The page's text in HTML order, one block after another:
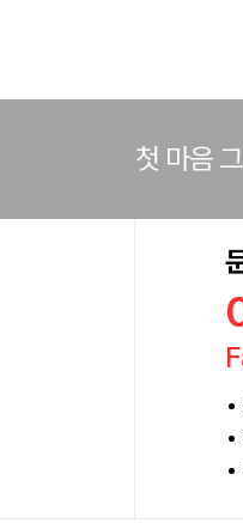
첫 마음